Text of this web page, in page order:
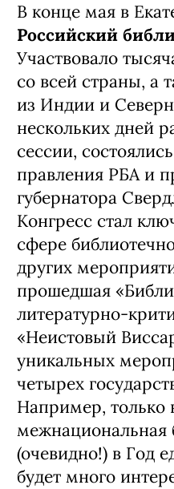
В конце мая в
Российский
Участвовало
со всей страны, а
из Индии и
нескольких дней
сессии,
правления РБА и
губернатора
Конгресс стал
сфере
других
прошедшая
литературно-
«Неистовый
уникальных
четырех
Например, только
межнациональная
(очевидно!) в Год
будет много